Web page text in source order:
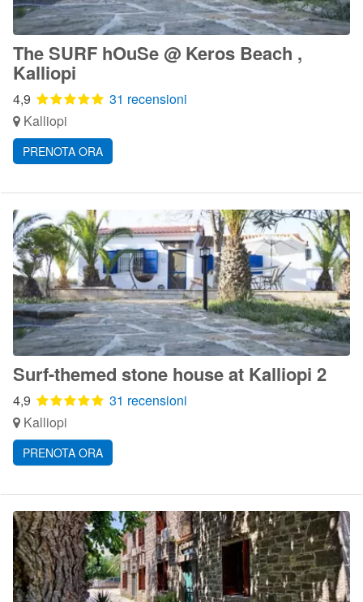
The SURF hOuSe @ Keros Beach ,
Kalliopi
4,9
31 recensioni
Kalliopi
PRENOTA ORA
Surf-themed stone house at Kalliopi 2
4,9
31 recensioni
Kalliopi
PRENOTA ORA